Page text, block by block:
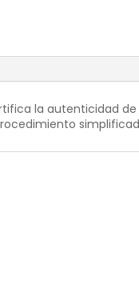
la autenticidad